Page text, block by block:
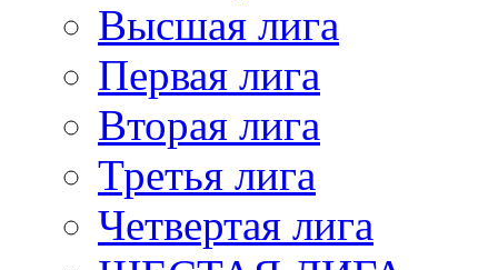
Высшая лига
Первая лига
Вторая лига
Третья лига
Четвертая лига